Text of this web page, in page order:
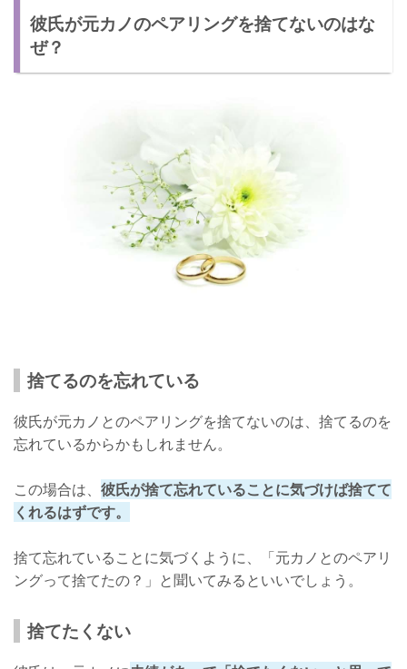
彼氏が元カノのペアリングを捨てないのはな
ぜ？
捨てるのを忘れている
彼氏が元カノとのペアリングを捨てないのは、捨てるのを
忘れているからかもしれません。
この場合は、 彼氏が捨て忘れていることに気づけば捨てて
くれるはずです。
捨て忘れていることに気づくように、「元カノとのペアリ
ングって捨てたの？」と聞いてみるといいでしょう。
捨てたくない